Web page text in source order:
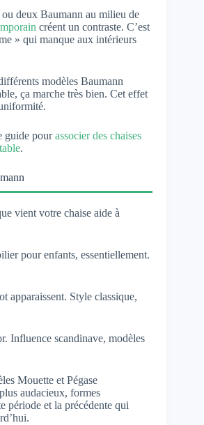
deux Baumann au milieu de
créent un contraste. C’est
» qui manque aux intérieurs
modèles Baumann
ça marche très bien. Cet effet
guide pourassocier des chaises
.
vient votre chaise aide à
pour enfants, essentiellement.
apparaissent. Style classique,
Influence scandinave, modèles
Mouette et Pégase
audacieux, formes
période et la précédente qui